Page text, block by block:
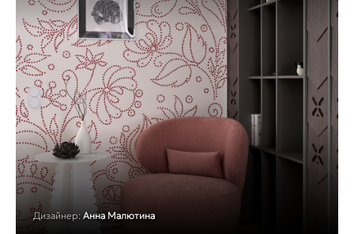
Дизайнер: Анна Малютина